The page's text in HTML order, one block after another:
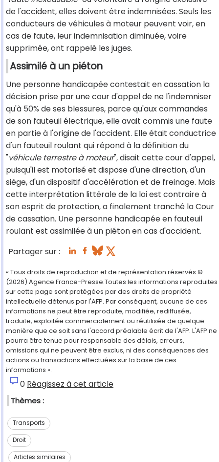
de l'accident, elles doivent être indemnisées. Seuls les
conducteurs de véhicules à moteur peuvent voir, en
cas de faute, leur indemnisation diminuée, voire
supprimée, ont rappelé les juges.
Assimilé à un piéton
Une personne handicapée contestait en cassation la
décision prise par une cour d'appel de ne l'indemniser
qu'à 50% de ses blessures, parce qu'aux commandes
de son fauteuil électrique, elle avait commis une faute
en partie à l'origine de l'accident. Elle était conductrice
d'un fauteuil roulant qui répond à la définition du
"véhicule terrestre à moteur", disait cette cour d'appel,
puisqu'il est motorisé et dispose d'une direction, d'un
siège, d'un dispositif d'accélération et de freinage. Mais
cette interprétation littérale de la loi est contraire à
son esprit de protection, a finalement tranché la Cour
de cassation. Une personne handicapée en fauteuil
roulant est assimilée à un piéton en cas d'accident.
Partager sur :
« Tous droits de reproduction et de représentation réservés.©
(2026) Agence France-Presse.Toutes les informations reproduites
sur cette page sont protégées par des droits de propriété
intellectuelle détenus par l'AFP. Par conséquent, aucune de ces
informations ne peut être reproduite, modifiée, rediffusée,
traduite, exploitée commercialement ou réutilisée de quelque
manière que ce soit sans l'accord préalable écrit de l'AFP. L'AFP ne
pourra être tenue pour responsable des délais, erreurs,
omissions qui ne peuvent être exclus, ni des conséquences des
actions ou transactions effectuées sur la base de ces
informations ».
0 Réagissez à cet article
Thèmes :
Transports
Droit
Articles similaires